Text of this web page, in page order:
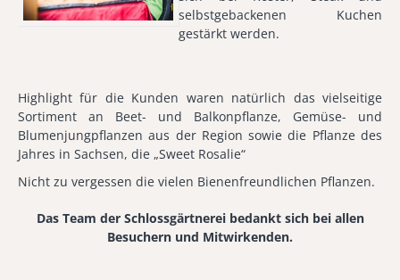
selbstgebackenen Kuchen
gestärkt werden.
Highlight für die Kunden waren natürlich das vielseitige
Sortiment an Beet- und Balkonpflanze, Gemüse- und
Blumenjungpflanzen aus der Region sowie die Pflanze des
Jahres in Sachsen, die „Sweet Rosalie“
Nicht zu vergessen die vielen Bienenfreundlichen Pflanzen.
Das Team der Schlossgärtnerei bedankt sich bei allen
Besuchern und Mitwirkenden.